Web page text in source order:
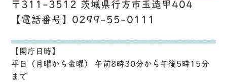
〒311-3512 茨城県行方市玉造甲404
【電話番号】0299-55-0111
【開庁日時】
平日（月曜から金曜） 午前8時30分から午後5時15分
まで